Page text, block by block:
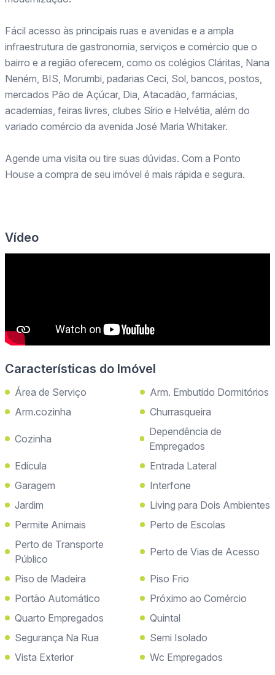
Fácil acesso às principais ruas e avenidas e a ampla
infraestrutura de gastronomia, serviços e comércio que o
bairro e a região oferecem, como os colégios Cláritas, Nana
Neném, BIS, Morumbi, padarias Ceci, Sol, bancos, postos,
mercados Pão de Açúcar, Dia, Atacadão, farmácias,
academias, feiras livres, clubes Sírio e Helvétia, além do
variado comércio da avenida José Maria Whitaker.
Agende uma visita ou tire suas dúvidas. Com a Ponto
House a compra de seu imóvel é mais rápida e segura.
Vídeo
Características do Imóvel
Área de Serviço
Arm. Embutido Dormitórios
Arm.cozinha
Churrasqueira
Cozinha
Dependência de
Empregados
Edícula
Entrada Lateral
Garagem
Interfone
Jardim
Living para Dois Ambientes
Permite Animais
Perto de Escolas
Perto de Transporte
Público
Perto de Vias de Acesso
Piso de Madeira
Piso Frio
Portão Automático
Próximo ao Comércio
Quarto Empregados
Quintal
Segurança Na Rua
Semi Isolado
Vista Exterior
Wc Empregados